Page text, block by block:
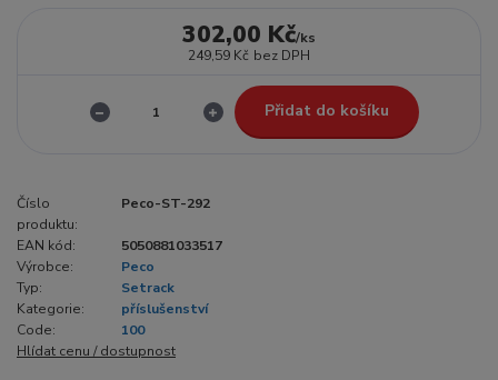
302,00 Kč/ks
249,59 Kč bez DPH
Přidat do košíku
Číslo
produktu:
Peco-ST-292
EAN kód:
5050881033517
Výrobce:
Peco
Typ:
Setrack
Kategorie:
příslušenství
Code:
100
Hlídat cenu / dostupnost